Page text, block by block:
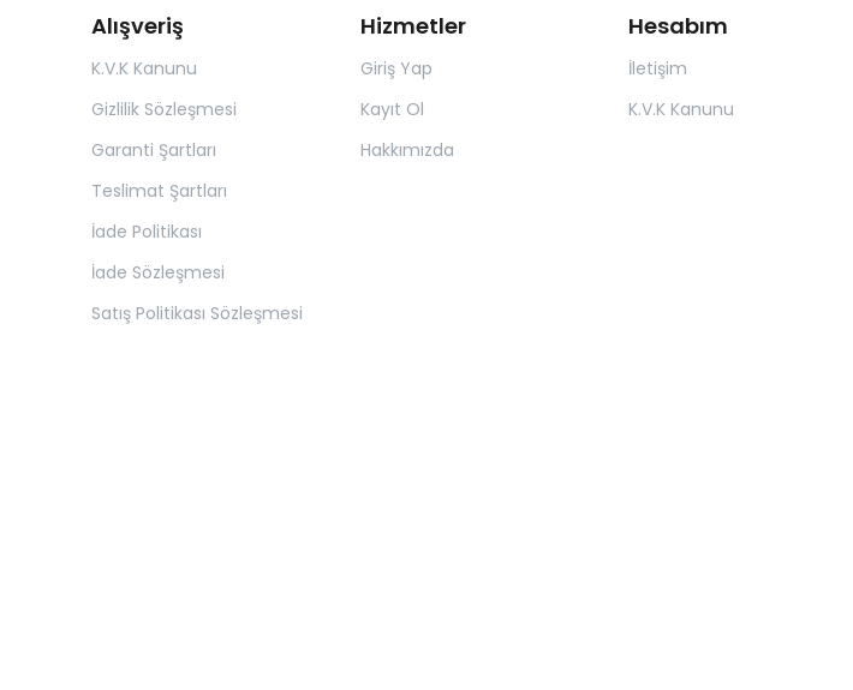
Alışveriş
K.V.K Kanunu
Gizlilik Sözleşmesi
Garanti Şartları
Teslimat Şartları
İade Politikası
İade Sözleşmesi
Satış Politikası Sözleşmesi
Hizmetler
Giriş Yap
Kayıt Ol
Hakkımızda
Hesabım
İletişim
K.V.K Kanunu